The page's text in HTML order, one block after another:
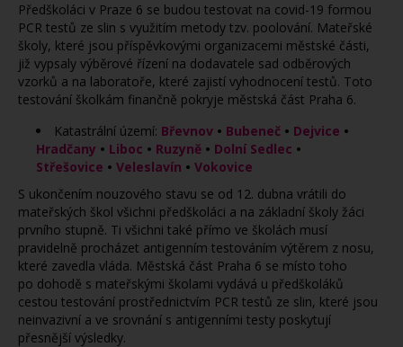
Předškoláci v Praze 6 se budou testovat na covid-19 formou
PCR testů ze slin s využitím metody tzv. poolování. Mateřské
školy, které jsou příspěvkovými organizacemi městské části,
již vypsaly výběrové řízení na dodavatele sad odběrových
vzorků a na laboratoře, které zajistí vyhodnocení testů. Toto
testování školkám finančně pokryje městská část Praha 6.
Katastrální území: Břevnov • Bubeneč • Dejvice •
Hradčany • Liboc • Ruzyně • Dolní Sedlec •
Střešovice • Veleslavín • Vokovice
S ukončením nouzového stavu se od 12. dubna vrátili do
mateřských škol všichni předškoláci a na základní školy žáci
prvního stupně. Ti všichni také přímo ve školách musí
pravidelně procházet antigenním testováním výtěrem z nosu,
které zavedla vláda. Městská část Praha 6 se místo toho
po dohodě s mateřskými školami vydává u předškoláků
cestou testování prostřednictvím PCR testů ze slin, které jsou
neinvazivní a ve srovnání s antigenními testy poskytují
přesnější výsledky.